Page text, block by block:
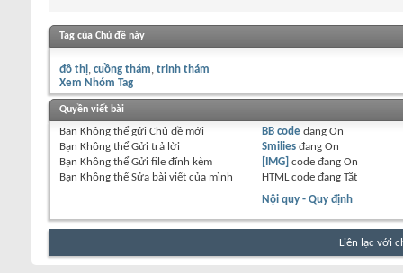
Tag của Chủ đề này
đô thị cuồng thám trinh thám
Xem Nhóm Tag
Quyền viết bài
Bạn Không thể gửi Chủ đề mới
Bạn Không thể Gửi trả lời
Bạn Không thể Gửi file đính kèm
Bạn Không thể Sửa bài viết của mình
BB code đang On
Smiliesđang On
[IMG] code đang On
HTML code đang Tắt
Nội quy - Quy định
Liên lạc với